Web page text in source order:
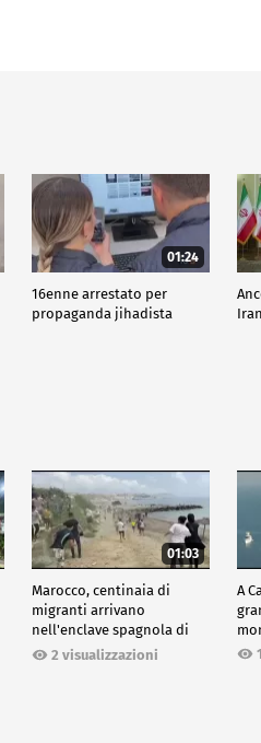
01:24
16enne arrestato per
propaganda jihadista
01:03
Marocco, centinaia di
migranti arrivano
nell'enclave spagnola di
Ceuta2 visualizzazioni
A